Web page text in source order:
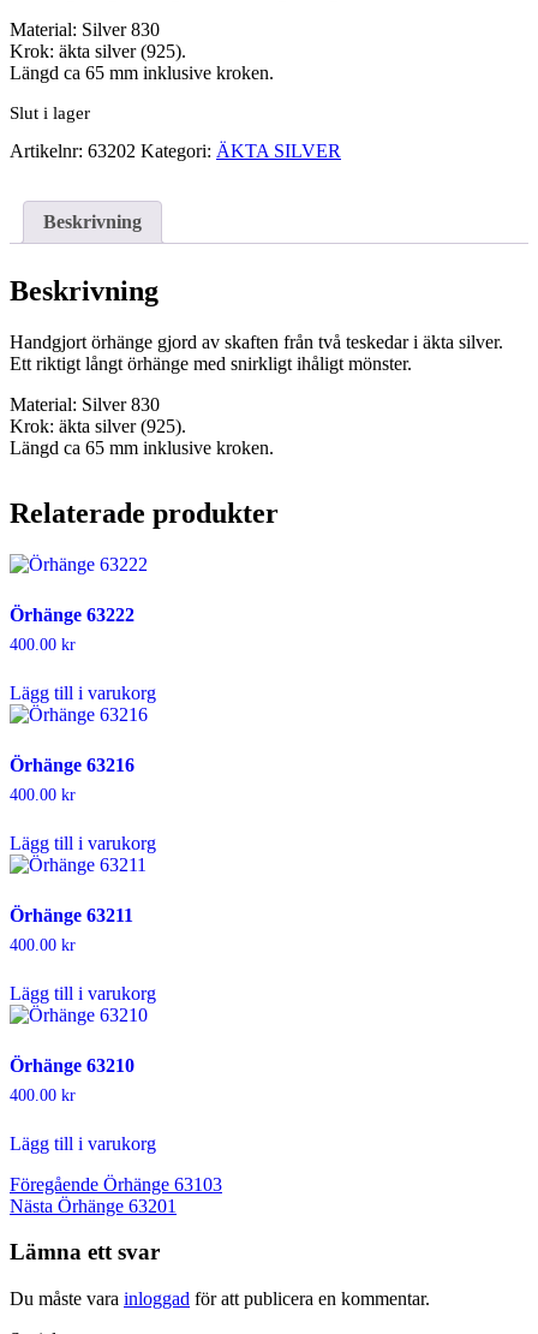
Material: Silver 830
Krok: äkta silver (925).
Längd ca 65 mm inklusive kroken.
Slut i lager
Artikelnr: 63202 Kategori: ÄKTA SILVER
Beskrivning
Beskrivning
Handgjort örhänge gjord av skaften från två teskedar i äkta silver.
Ett riktigt långt örhänge med snirkligt ihåligt mönster.
Material: Silver 830
Krok: äkta silver (925).
Längd ca 65 mm inklusive kroken.
Relaterade produkter
Örhänge 63222
400.00 kr
Lägg till i varukorg
Örhänge 63216
400.00 kr
Lägg till i varukorg
Örhänge 63211
400.00 kr
Lägg till i varukorg
Örhänge 63210
400.00 kr
Lägg till i varukorg
Inläggsnavigering
Föregående Föregående
inlägg:
Örhänge 63103
Nästa Nästa
Örhänge 63201
Lämna ett svar
Du måste vara inloggad för att publicera en kommentar.